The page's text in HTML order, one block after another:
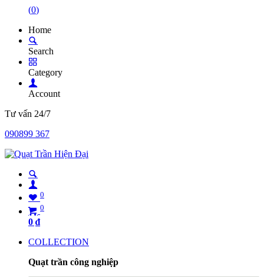
(0)
Home
Search
Category
Account
Tư vấn 24/7
090899 367
0
0
0 ₫
COLLECTION
Quạt trần công nghiệp